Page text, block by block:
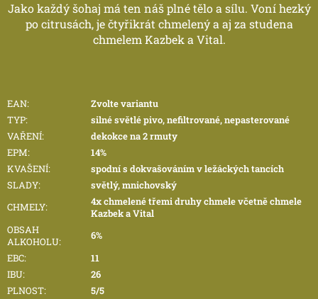
Jako každý šohaj má ten náš plné tělo a sílu. Voní hezký
po citrusách, je čtyřikrát chmelený a aj za studena
chmelem Kazbek a Vital.
EAN:
Zvolte variantu
TYP:
silné světlé pivo, nefiltrované, nepasterované
VAŘENÍ:
dekokce na 2 rmuty
EPM:
14%
KVAŠENÍ:
spodní s dokvašováním v ležáckých tancích
SLADY:
světlý, mnichovský
CHMELY:
4x chmelené třemi druhy chmele včetně chmele
Kazbek a Vital
OBSAH
ALKOHOLU:
6%
EBC:
11
IBU:
26
PLNOST: 5/5